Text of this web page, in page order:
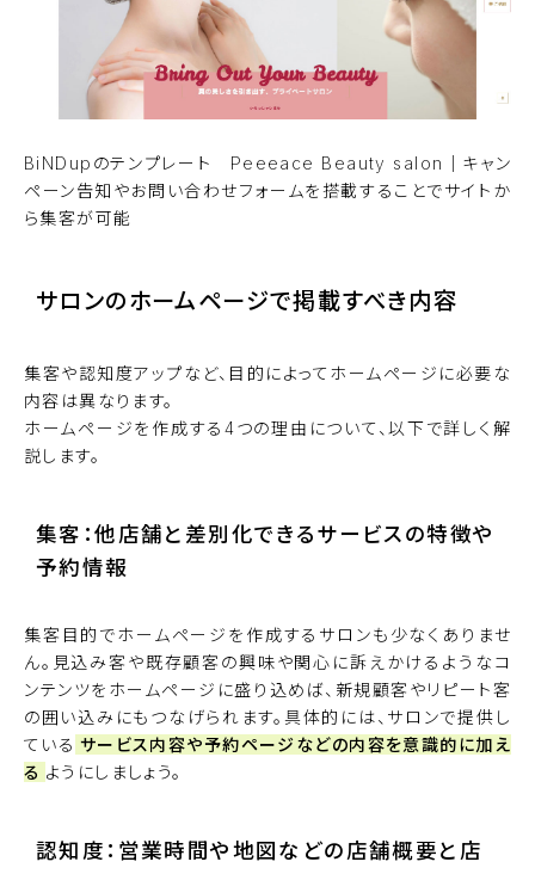
BiNDupのテンプレート Peeeace Beauty salon
｜キャン
ペーン告知やお問い合わせフォームを搭載することでサイトか
ら集客が可能
サロンのホームページで掲載すべき内容
集客や認知度アップなど、目的によってホームページに必要な
内容は異なります。
ホームページを作成する4つの理由について、以下で詳しく解
説します。
集客：他店舗と差別化できるサービスの特徴や
予約情報
集客目的でホームページを作成するサロンも少なくありませ
ん。見込み客や既存顧客の興味や関心に訴えかけるようなコ
ンテンツをホームページに盛り込めば、新規顧客やリピート客
の囲い込みにもつなげられます。具体的には、サロンで提供し
ている サービス内容や予約ページなどの内容を意識的に加え
る ようにしましょう。
認知度：営業時間や地図などの店舗概要と店